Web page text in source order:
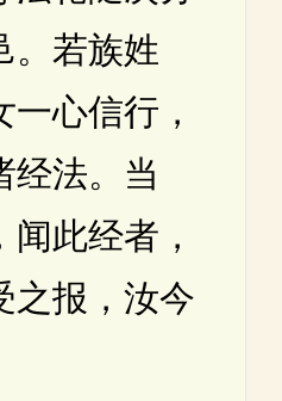
。若族姓
心信行，
经法。当
此经者，
之报，汝今